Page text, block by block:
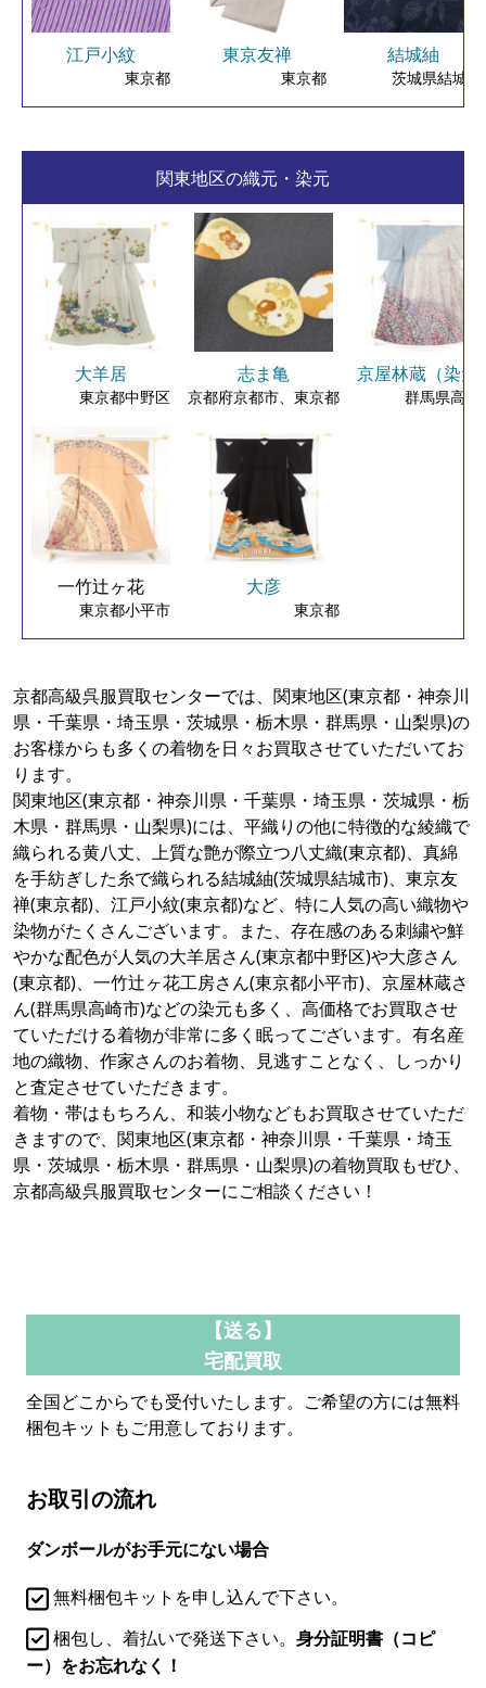
江戸小紋
東京都
東京友禅
東京都
結城紬
茨城県結城市
関東地区の織元・染元
大羊居
東京都中野区
一竹辻ヶ花
東京都小平市
志ま亀
京都府京都市、東京都
大彦
東京都
京屋林蔵（染元
群馬県高崎
京都高級呉服買取センターでは、関東地区(東京都・神奈川
県・千葉県・埼玉県・茨城県・栃木県・群馬県・山梨県)の
お客様からも多くの着物を日々お買取させていただいてお
ります。
関東地区(東京都・神奈川県・千葉県・埼玉県・茨城県・栃
木県・群馬県・山梨県)には、平織りの他に特徴的な綾織で
織られる黄八丈、上質な艶が際立つ八丈織(東京都)、真綿
を手紡ぎした糸で織られる結城紬(茨城県結城市)、東京友
禅(東京都)、江戸小紋(東京都)など、特に人気の高い織物や
染物がたくさんございます。また、存在感のある刺繍や鮮
やかな配色が人気の大羊居さん(東京都中野区)や大彦さん
(東京都)、一竹辻ヶ花工房さん(東京都小平市)、京屋林蔵さ
ん(群馬県高崎市)などの染元も多く、高価格でお買取させ
ていただける着物が非常に多く眠ってございます。有名産
地の織物、作家さんのお着物、見逃すことなく、しっかり
と査定させていただきます。
着物・帯はもちろん、和装小物などもお買取させていただ
きますので、関東地区(東京都・神奈川県・千葉県・埼玉
県・茨城県・栃木県・群馬県・山梨県)の着物買取もぜひ、
京都高級呉服買取センターにご相談ください！
【送る】
宅配買取
全国どこからでも受付いたします。ご希望の方には無料
梱包キットもご用意しております。
お取引の流れ
ダンボールがお手元にない場合
無料梱包キットを申し込んで下さい。
梱包し、着払いで発送下さい。 身分証明書（コピ
ー）をお忘れなく！